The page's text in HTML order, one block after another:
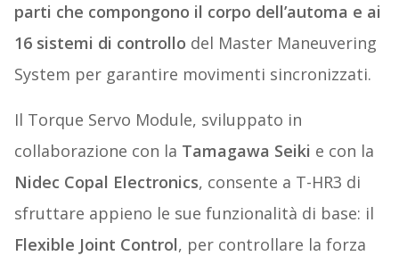
parti che compongono il corpo dell’automa e ai
16 sistemi di controllo del Master Maneuvering
System per garantire movimenti sincronizzati.
Il Torque Servo Module, sviluppato in
collaborazione con la Tamagawa Seiki e con la
Nidec Copal Electronics, consente a T-HR3 di
sfruttare appieno le sue funzionalità di base: il
Flexible Joint Control, per controllare la forza